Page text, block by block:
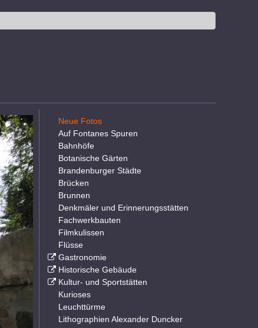
Neue Fotos
Auf Fontanes Spuren
Bahnhöfe
Botanische Gärten
Brandenburger Städte
Brücken
Brunnen
Denkmäler und Erinnerungsstätten
Fachwerkbauten
Filmkulissen
Flüsse
Gastronomie
Historische Gebäude
Kultur- und Sportstätten
Kurioses
Leuchttürme
Lithographien Alexander Duncker